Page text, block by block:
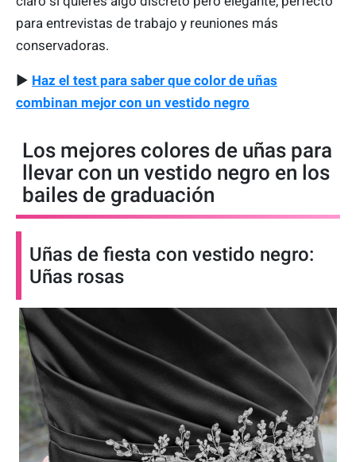
para entrevistas de trabajo y reuniones más
conservadoras.
▶ Haz el test para saber que color de uñas
combinan mejor con un vestido negro
Los mejores colores de uñas para
llevar con un vestido negro en los
bailes de graduación
Uñas de fiesta con vestido negro:
Uñas rosas